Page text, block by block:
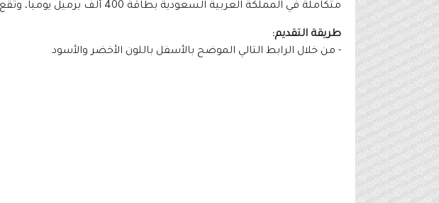
متكاملة في المملكة العربية السعودية بطاقة 400 ألف برميل يومياً، وتقع المصفاة في مدينة الجبيل الصناعية شرق المملكة العربية السعودية.
طريقة التقديم:
- من خلال الرابط التالي الموضح بالأسفل باللون الأخضر والأسود